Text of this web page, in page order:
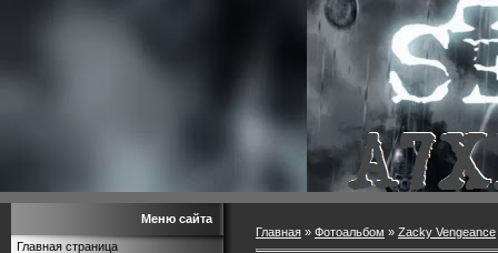
Меню сайта
Главная страница
Главная » Фотоальбом » Zacky Vengeance